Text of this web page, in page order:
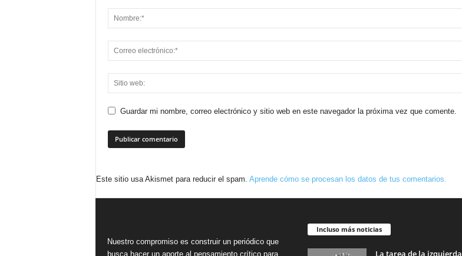
Guardar mi nombre, correo electrónico y sitio web en este navegador la próxima vez que comente.
Este sitio usa Akismet para reducir el spam. Aprende cómo se procesan los datos de tus comentarios.
Nuestro compromiso es construir un periódico que
busca hacer un aporte al pensamiento crítico para
Incluso más noticias
La tarea de la izquierda